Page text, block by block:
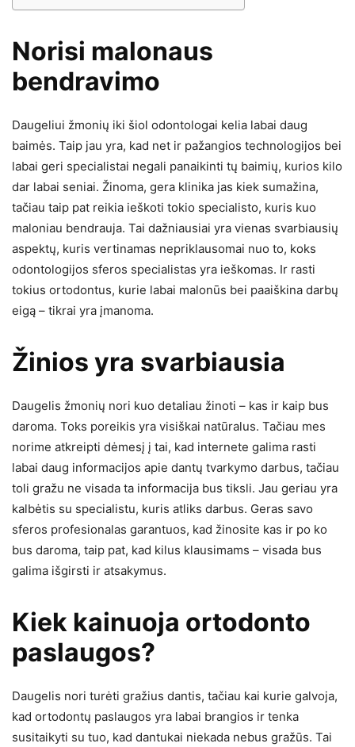
Norisi malonaus
bendravimo
Daugeliui žmonių iki šiol odontologai kelia labai daug
baimės. Taip jau yra, kad net ir pažangios technologijos bei
labai geri specialistai negali panaikinti tų baimių, kurios kilo
dar labai seniai. Žinoma, gera klinika jas kiek sumažina,
tačiau taip pat reikia ieškoti tokio specialisto, kuris kuo
maloniau bendrauja. Tai dažniausiai yra vienas svarbiausių
aspektų, kuris vertinamas nepriklausomai nuo to, koks
odontologijos sferos specialistas yra ieškomas. Ir rasti
tokius ortodontus, kurie labai malonūs bei paaiškina darbų
eigą – tikrai yra įmanoma.
Žinios yra svarbiausia
Daugelis žmonių nori kuo detaliau žinoti – kas ir kaip bus
daroma. Toks poreikis yra visiškai natūralus. Tačiau mes
norime atkreipti dėmesį į tai, kad internete galima rasti
labai daug informacijos apie dantų tvarkymo darbus, tačiau
toli gražu ne visada ta informacija bus tiksli. Jau geriau yra
kalbėtis su specialistu, kuris atliks darbus. Geras savo
sferos profesionalas garantuos, kad žinosite kas ir po ko
bus daroma, taip pat, kad kilus klausimams – visada bus
galima išgirsti ir atsakymus.
Kiek kainuoja ortodonto
paslaugos?
Daugelis nori turėti gražius dantis, tačiau kai kurie galvoja,
kad ortodontų paslaugos yra labai brangios ir tenka
susitaikyti su tuo, kad dantukai niekada nebus gražūs. Tai